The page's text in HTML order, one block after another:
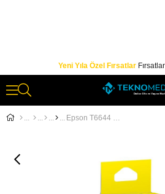
Yeni Yıla Özel Fırsatlar
Epson T6644 L100- L200-L300 Sarı Mürekkep Kartuş 70Ml